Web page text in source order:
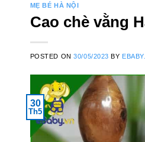
MẸ BÉ HÀ NỘI
Cao chè vằng
POSTED ON30/05/2023 BY
30
Th5